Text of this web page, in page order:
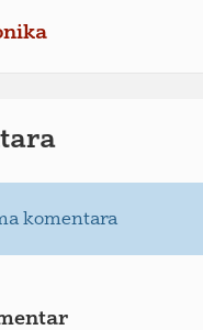
komentara